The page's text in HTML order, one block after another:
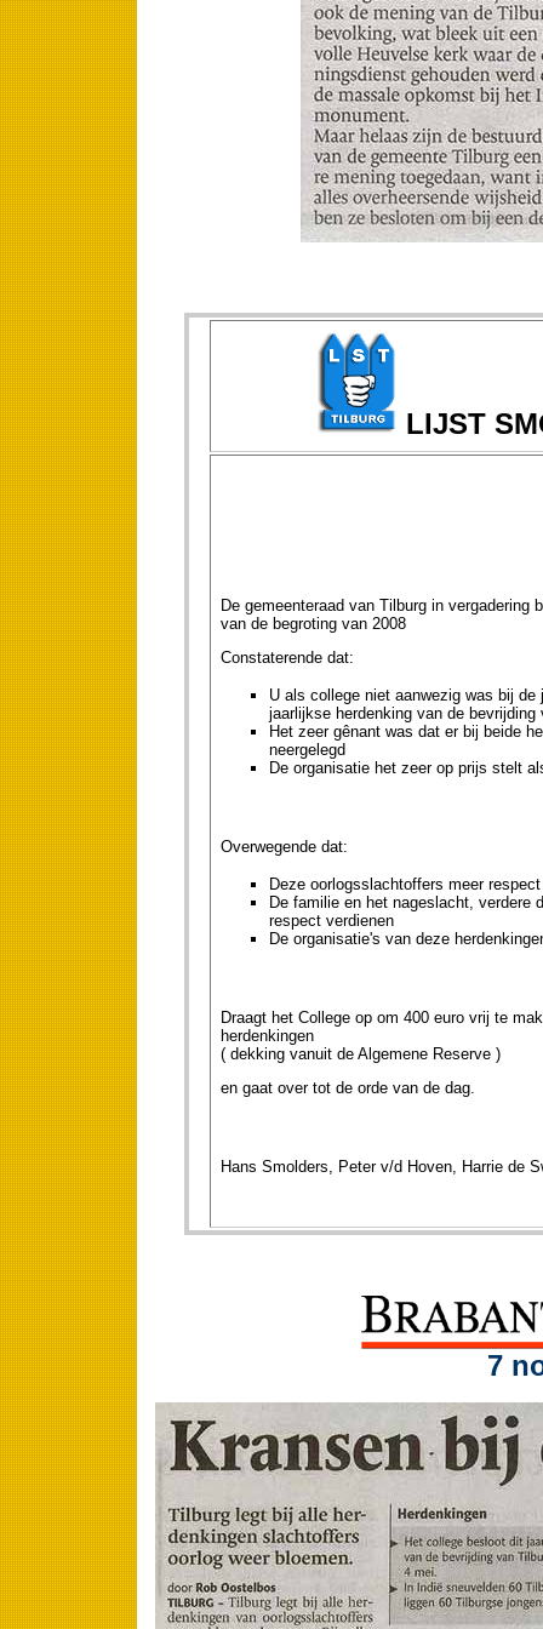
LIJST
De gemeenteraad van Tilburg in vergadering
van de begroting van 2008
Constaterende dat:
U als college niet aanwezig was bij
jaarlijkse herdenking van de
Het zeer gênant was dat er bij beide
neergelegd
De organisatie het zeer op prijs stelt
Overwegende dat:
Deze oorlogsslachtoffers meer
De familie en het nageslacht, verdere
respect verdienen
De organisatie's van deze
Draagt het College op om 400 euro vrij te
herdenkingen
( dekking vanuit de Algemene Reserve )
en gaat over tot de orde van de dag.
Hans Smolders, Peter v/d Hoven, Harrie de
7